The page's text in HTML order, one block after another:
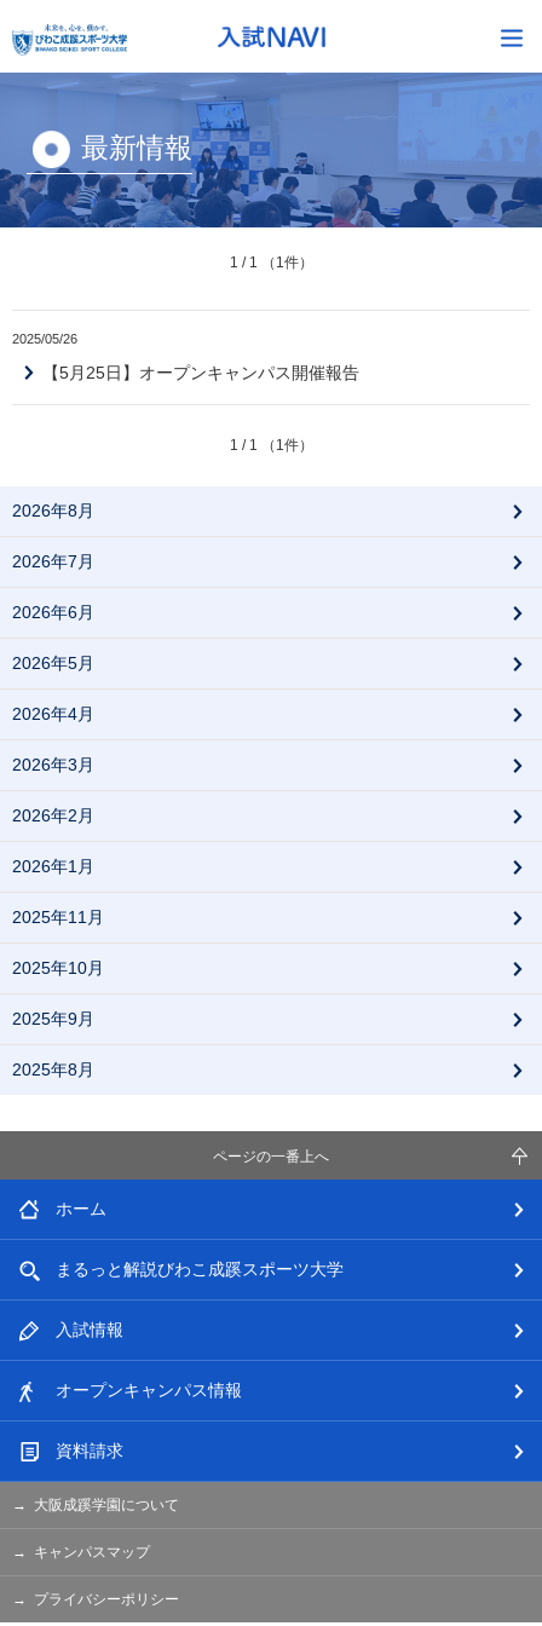
最新情報
1 / 1 （1件）
2025/05/26
【5月25日】オープンキャンパス開催報告
1 / 1 （1件）
2026年8月
2026年7月
2026年6月
2026年5月
2026年4月
2026年3月
2026年2月
2026年1月
2025年11月
2025年10月
2025年9月
2025年8月
ページの一番上へ
ホーム
まるっと解説びわこ成蹊スポーツ大学
入試情報
オープンキャンパス情報
資料請求
大阪成蹊学園について
キャンパスマップ
プライバシーポリシー